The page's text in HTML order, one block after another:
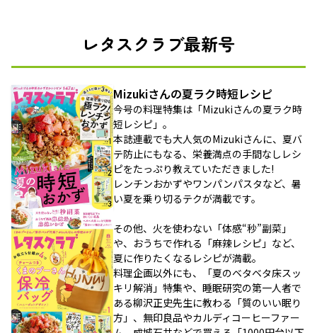
レタスクラブ最新号
Mizukiさんの夏ラク時短レシピ
今号の料理特集は「Mizukiさんの夏ラク時
短レシピ」。
本誌連載でも大人気のMizukiさんに、夏バ
テ防止にもなる、栄養満点の手間なしレシ
ピをたっぷり教えていただきました!
レンチンおかずやワンパンパスタなど、暑
い夏を乗り切るテクが満載です。
その他、火を使わない「体感“秒”副菜」
や、おうちで作れる「麻辣レシピ」など、
夏に作りたくなるレシピが満載。
料理企画以外にも、「夏のベタベタ床スッ
キリ解消」特集や、睡眠研究の第一人者で
ある柳沢正史先生に教わる「質のいい眠り
方」、無印良品やカルディコーヒーファー